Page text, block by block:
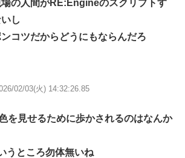
の人間がRE:Engineのスクリプトす
し
コツだからどうにもならんだろ
02/03(火) 14:32:26.85
を見せるために歩かされるのはなんか
うところ勿体無いね